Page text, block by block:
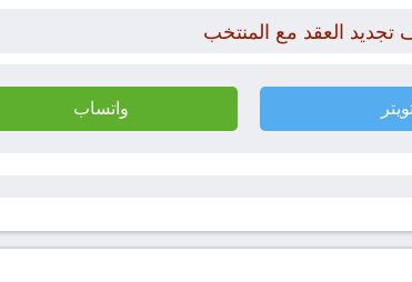
تجديد العقد مع المنتخب
واتساب